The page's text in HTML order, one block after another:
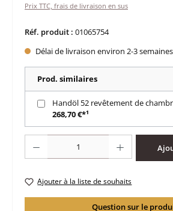
Prix TTC, frais de livraison en sus
Réf. produit : 01065754
Délai de livraison environ 2-3 semaines
Prod. similaires
Handöl 52 revêtement de
268,70 €*¹
Ajouter à la liste de souhaits
Question sur le